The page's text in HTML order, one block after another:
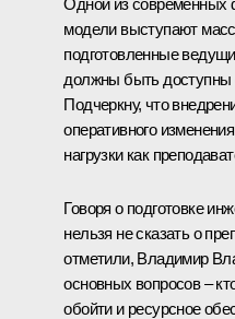
модели выступают
подготовленные
должны быть доступны
Подчеркну, что
оперативного
нагрузки как
Говоря о подготовке
нельзя не сказать о
отметили, Владимир
основных вопросов –
обойти и ресурсное